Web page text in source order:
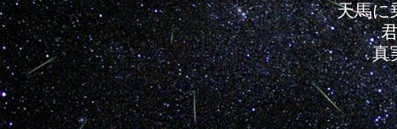
天馬に
真